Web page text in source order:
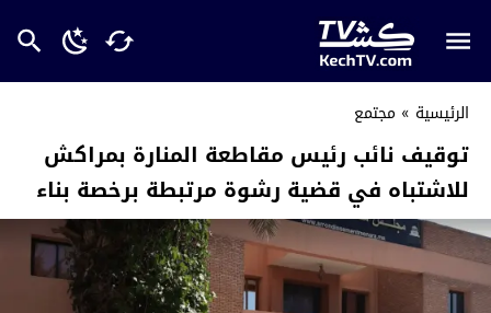
الرئيسية » مجتمع
توقيف نائب رئيس مقاطعة المنارة بمراكش
للاشتباه في قضية رشوة مرتبطة برخصة بناء